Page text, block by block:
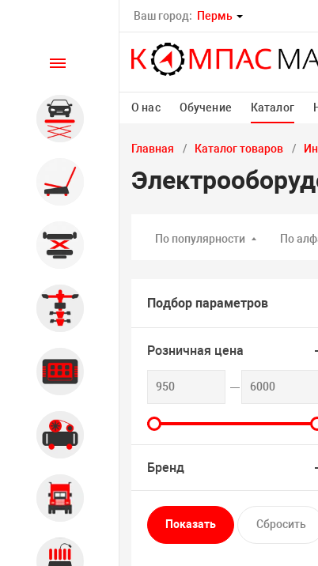
Ваш город: Пермь
О нас Обучение Каталог
Каталог
Автомобильные подъемники
Шиномонтажное
оборудование
Общегаражное
Стенды сход-развал
Диагностика
Компрессорное оборудование
Главная Каталог товаров
По популярности По
Подбор параметров
Розничная цена
Бренд